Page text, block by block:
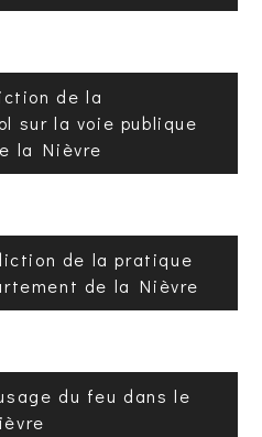
de la
sur la voie publique
la Nièvre
de la pratique
de la Nièvre
du feu dans le